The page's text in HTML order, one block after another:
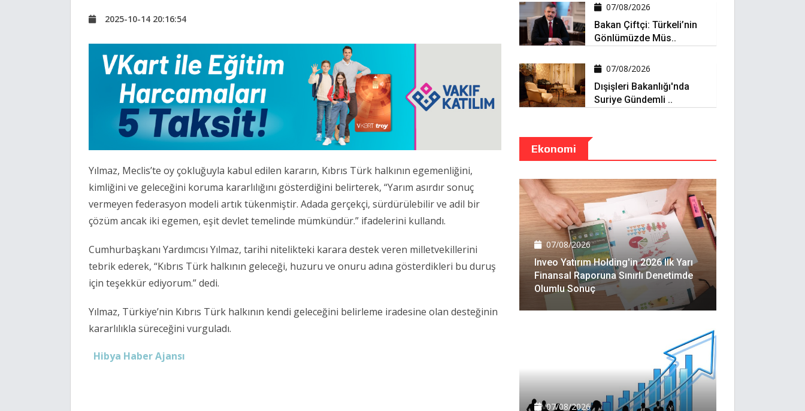
2025-10-14 20:16:54
Yılmaz, Meclis’te oy çokluğuyla kabul edilen kararın, Kıbrıs Türk halkının egemenliğini,
kimliğini ve geleceğini koruma kararlılığını gösterdiğini belirterek, “Yarım asırdır sonuç
vermeyen federasyon modeli artık tükenmiştir. Adada gerçekçi, sürdürülebilir ve adil bir
çözüm ancak iki egemen, eşit devlet temelinde mümkündür.” ifadelerini kullandı.
Cumhurbaşkanı Yardımcısı Yılmaz, tarihi nitelikteki karara destek veren milletvekillerini
tebrik ederek, “Kıbrıs Türk halkının geleceği, huzuru ve onuru adına gösterdikleri bu duruş
için teşekkür ediyorum.” dedi.
Yılmaz, Türkiye’nin Kıbrıs Türk halkının kendi geleceğini belirleme iradesine olan desteğinin
kararlılıkla süreceğini vurguladı.
Hibya Haber Ajansı
07/08/2026
Bakan Çiftçi: Türkeli’nin
Gönlümüzde Müs..
07/08/2026
Dışişleri Bakanlığı'nda
Suriye Gündemli ..
Ekonomi
07/08/2026
Inveo Yatırım Holding'in 2026 Ilk Yarı
Finansal Raporuna Sınırlı Denetimde
Olumlu Sonuç
07/08/2026